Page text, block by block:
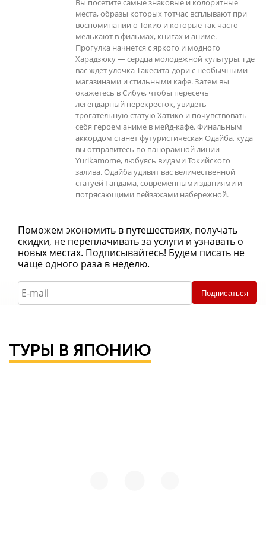
места, образы которых тотчас всплывают при
воспоминании о Токио и которые так часто
мелькают в фильмах, книгах и аниме.
Прогулка начнется с яркого и модного
Харадзюку — сердца молодежной культуры, где
вас ждет улочка Такесита-дори с необычными
магазинами и стильными кафе. Затем вы
окажетесь в Сибуе, чтобы пересечь
легендарный перекресток, увидеть
трогательную статую Хатико и почувствовать
себя героем аниме в мейд-кафе. Финальным
аккордом станет футуристическая Одайба, куда
вы отправитесь по панорамной линии
Yurikamome, любуясь видами Токийского
залива. Одайба удивит вас величественной
статуей Гандама, современными зданиями и
потрясающими пейзажами набережной.
Поможем экономить в путешествиях, получать
скидки, не переплачивать за услуги и узнавать о
новых местах. Подписывайтесь! Будем писать не
чаще одного раза в неделю.
Подписаться
ТУРЫ В ЯПОНИЮ